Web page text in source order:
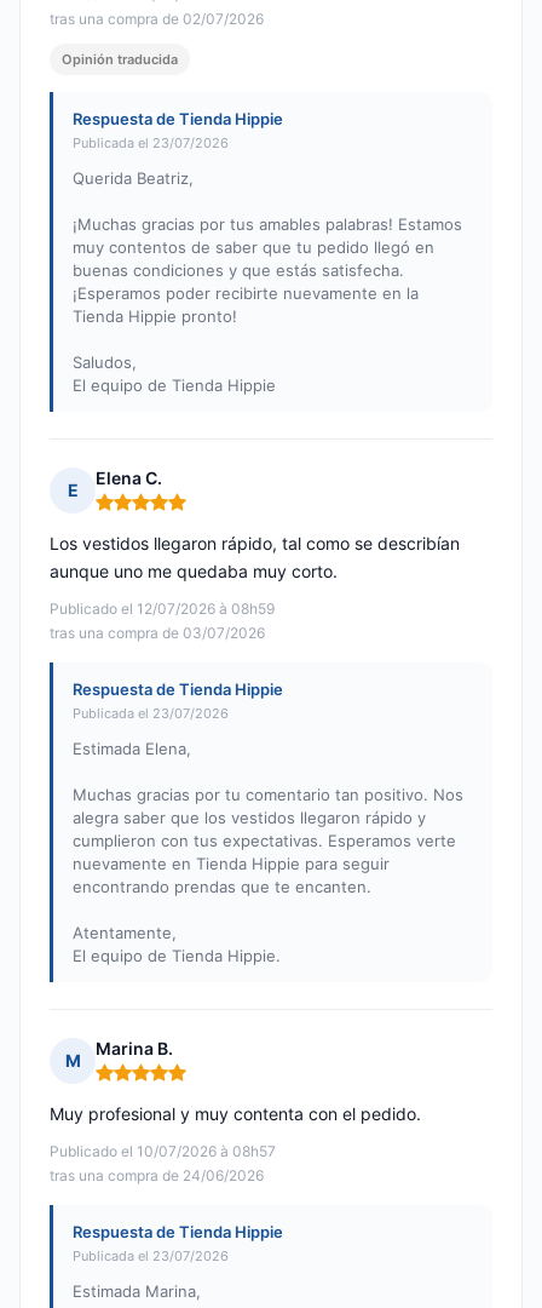
tras una compra de 02/07/2026
Opinión traducida
Respuesta de Tienda Hippie
Publicada el 23/07/2026
Querida Beatriz,
¡Muchas gracias por tus amables palabras! Estamos
muy contentos de saber que tu pedido llegó en
buenas condiciones y que estás satisfecha.
¡Esperamos poder recibirte nuevamente en la
Tienda Hippie pronto!
Saludos,
El equipo de Tienda Hippie
E
Elena C.
Nota: 5 de 5
Publicado el 12/07/2026 à 08h59
tras una compra de 03/07/2026
Los vestidos llegaron rápido, tal como se describían
aunque uno me quedaba muy corto.
Respuesta de Tienda Hippie
Publicada el 23/07/2026
Estimada Elena,
Muchas gracias por tu comentario tan positivo. Nos
alegra saber que los vestidos llegaron rápido y
cumplieron con tus expectativas. Esperamos verte
nuevamente en Tienda Hippie para seguir
encontrando prendas que te encanten.
Atentamente,
El equipo de Tienda Hippie.
M
Marina B.
Nota: 5 de 5
Publicado el 10/07/2026 à 08h57
tras una compra de 24/06/2026
Muy profesional y muy contenta con el pedido.
Respuesta de Tienda Hippie
Publicada el 23/07/2026
Estimada Marina,